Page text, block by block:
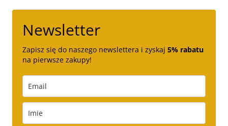
Newsletter
Zapisz się do naszego newslettera i zyskaj 5% rabatu
na pierwsze zakupy!